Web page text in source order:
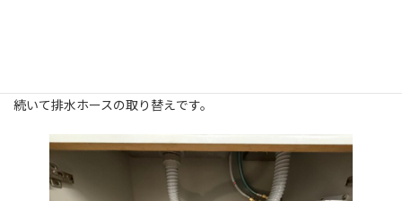
続いて排水ホースの取り替えです。